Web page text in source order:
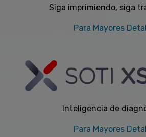
Siga imprimiendo, siga
Para Mayores
Inteligencia de
Para Mayores